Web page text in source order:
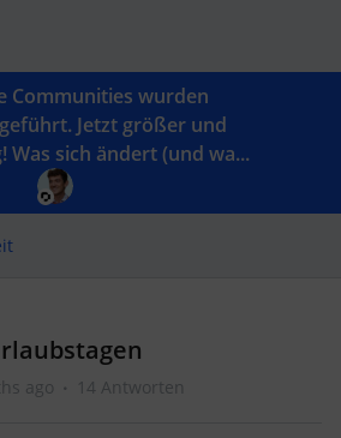
Communities wurden
Jetzt größer und
Was sich ändert (und wa...
ago 14 Antworten